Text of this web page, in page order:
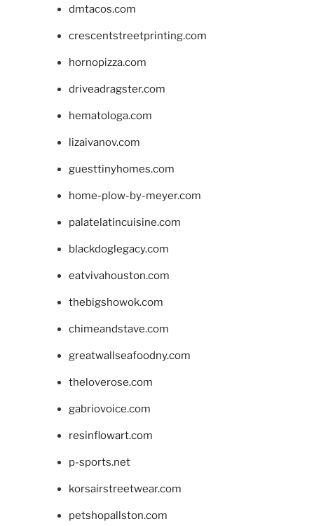
dmtacos.com
crescentstreetprinting.com
hornopizza.com
driveadragster.com
hematologa.com
lizaivanov.com
guesttinyhomes.com
home-plow-by-meyer.com
palatelatincuisine.com
blackdoglegacy.com
eatvivahouston.com
thebigshowok.com
chimeandstave.com
greatwallseafoodny.com
theloverose.com
gabriovoice.com
resinflowart.com
p-sports.net
korsairstreetwear.com
petshopallston.com